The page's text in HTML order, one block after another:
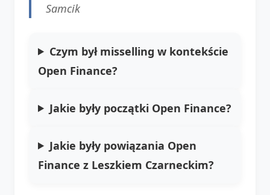
Samcik
Czym był misselling w kontekście
Open Finance?
Jakie były początki Open Finance?
Jakie były powiązania Open
Finance z Leszkiem Czarneckim?